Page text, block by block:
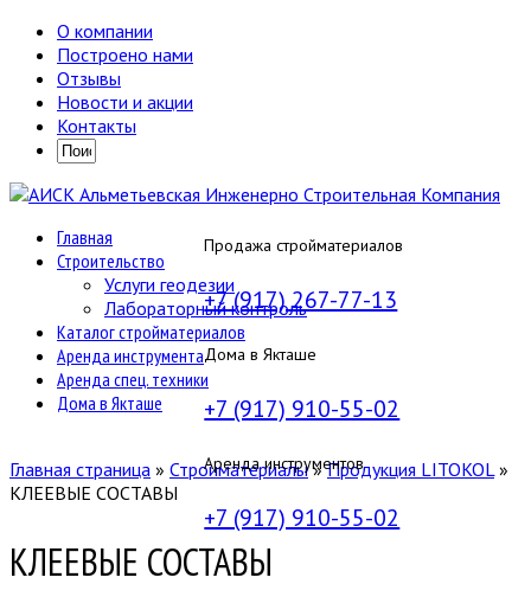
О компании
Построено нами
Отзывы
Новости и акции
Контакты
Продажа стройматериалов
+7 (917) 267-77-13
Дома в Якташе
+7 (917) 910-55-02
Аренда инструментов
+7 (917) 910-55-02
Главная
Строительство
Услуги геодезии
Лабораторный контроль
Каталог стройматериалов
Аренда инструмента
Аренда спец. техники
Дома в Якташе
Главная страница » Строиматериалы»Продукция LITOKOL»
КЛЕЕВЫЕ СОСТАВЫ
КЛЕЕВЫЕ СОСТАВЫ